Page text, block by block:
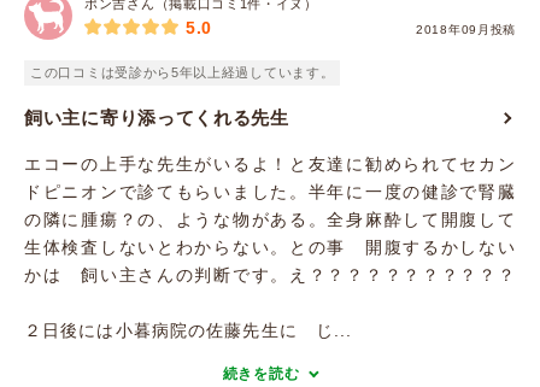
ポン吉さん（掲載口コミ1件・イヌ）
2018年09月投稿
5.0
この口コミは受診から5年以上経過しています。
飼い主に寄り添ってくれる先生
エコーの上手な先生がいるよ！と友達に勧められてセカン
ドピニオンで診てもらいました。半年に一度の健診で腎臓
の隣に腫瘍？の、ような物がある。全身麻酔して開腹して
生体検査しないとわからない。との事 開腹するかしない
かは 飼い主さんの判断です。え？？？？？？？？？？？
２日後には小暮病院の佐藤先生に じ...
続きを読む